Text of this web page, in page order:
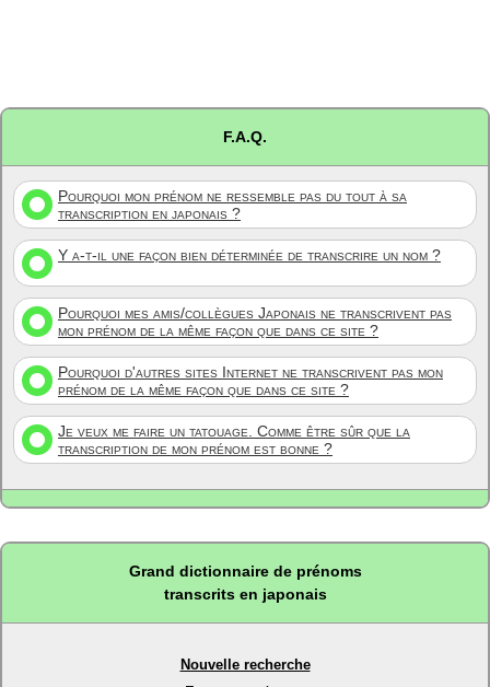
F.A.Q.
Pourquoi mon prénom ne ressemble pas du tout à sa
transcription en japonais ?
Y a-t-il une façon bien déterminée de transcrire un nom ?
Pourquoi mes amis/collègues Japonais ne transcrivent pas
mon prénom de la même façon que dans ce site ?
Pourquoi d'autres sites Internet ne transcrivent pas mon
prénom de la même façon que dans ce site ?
Je veux me faire un tatouage. Comme être sûr que la
transcription de mon prénom est bonne ?
Grand dictionnaire de prénoms
transcrits en japonais
Nouvelle recherche